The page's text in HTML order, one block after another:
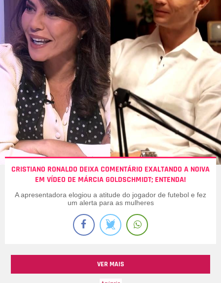
CRISTIANO RONALDO DEIXA COMENTÁRIO EXALTANDO A NOIVA
EM VÍDEO DE MÁRCIA GOLDSCHMIDT; ENTENDA!
A apresentadora elogiou a atitude do jogador de futebol e fez
um alerta para as mulheres
VER MAIS